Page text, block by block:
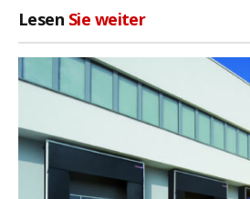
Lesen Sie weiter